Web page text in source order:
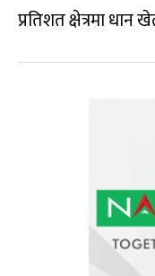
प्रतिशत क्षेत्रमा धान